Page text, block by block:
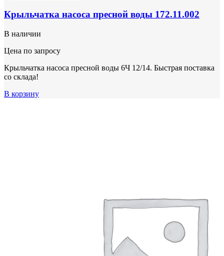
Крыльчатка насоса пресной воды 172.11.002
В наличии
Цена по запросу
Крыльчатка насоса пресной воды 6Ч 12/14. Быстрая поставка
со склада!
В корзину